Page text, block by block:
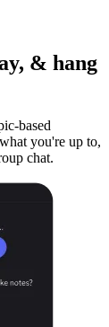
& hang
based
you're up to,
chat.